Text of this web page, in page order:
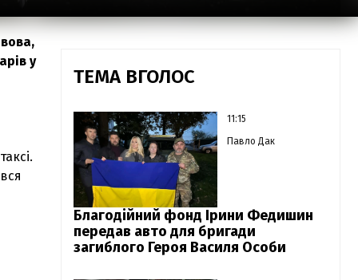
у
ТЕМА ВГОЛОС
11:15
Павло Дак
Благодійний фонд Ірини Федишин
передав авто для бригади
загиблого Героя Василя Особи